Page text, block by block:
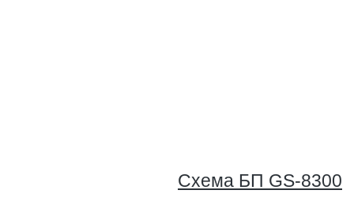
Схема БП GS-8300